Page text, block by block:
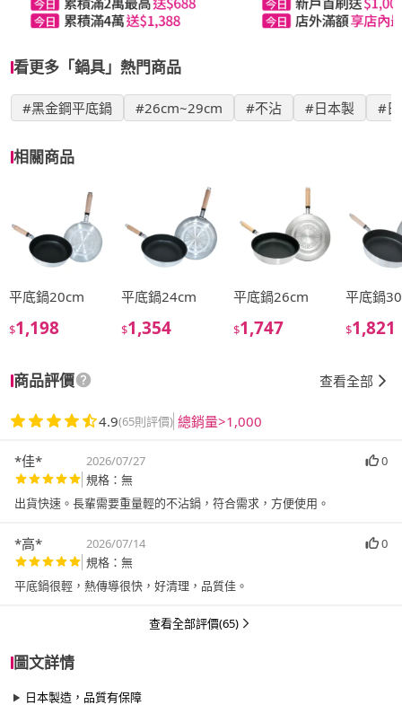
看更多「鍋具」熱門商品
#黑金鋼平底鍋 #26cm~29cm #不沾 #日本製 #
相關商品
平底鍋20cm
$1,198
平底鍋24cm
$1,354
平底鍋26cm
$1,747
平底鍋
$1,821
商品評價 查看全部
4.9(65則評價) 總銷量>1,000
*佳* 2026/07/27
0
規格：無
出貨快速。長輩需要重量輕的不沾鍋，符合需求，方便使用。
*高* 2026/07/14
0
規格：無
平底鍋很輕，熱傳導很快，好清理，品質佳。
查看全部評價(65)
圖文詳情
日本製造，品質有保障